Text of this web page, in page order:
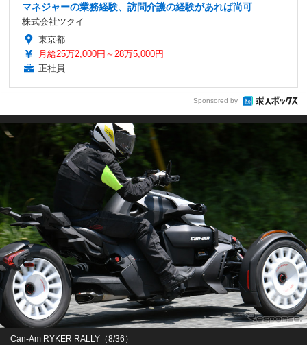
マネジャーの業務経験、訪問介護の経験があれば尚可
株式会社ツクイ
東京都
月給25万2,000円～28万5,000円
正社員
Sponsored by
Can-Am RYKER RALLY（8/36）